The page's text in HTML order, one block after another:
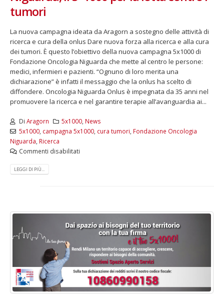
tumori
La nuova campagna ideata da Aragorn a sostegno delle attività di
ricerca e cura della onlus Dare nuova forza alla ricerca e alla cura
dei tumori. È questo l’obiettivo della nuova campagna 5x1000 di
Fondazione Oncologia Niguarda che mette al centro le persone:
medici, infermieri e pazienti. “Ognuno di loro merita una
dichiarazione” è infatti il messaggio che la onlus ha scelto di
diffondere. Oncologia Niguarda Onlus è impegnata da 35 anni nel
promuovere la ricerca e nel garantire terapie all’avanguardia ai...
Di Aragorn 5x1000 News
5x1000, campagna 5x1000, cura tumori Fondazione Oncologia
Niguarda Ricerca
Commenti disabilitati
LEGGI DI PIÙ...